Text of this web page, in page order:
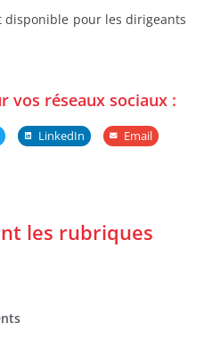
disponible pour les dirigeants
vos réseaux sociaux :
LinkedIn Email
les rubriques